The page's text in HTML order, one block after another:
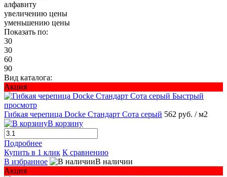
алфавиту
увеличению цены
уменьшению цены
Показать по:
30
30
60
90
Вид каталога:
Акция
Быстрый
просмотр
Гибкая черепица Docke Стандарт Сота серый 562 руб. / м2
В корзину
Подробнее
Купить в 1 клик К сравнению
В избранное
В наличии
Акция